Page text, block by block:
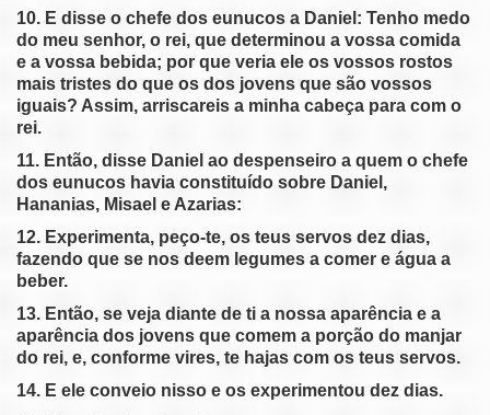
10. E disse o chefe dos eunucos a Daniel: Tenho medo
do meu senhor, o rei, que determinou a vossa comida
e a vossa bebida; por que veria ele os vossos rostos
mais tristes do que os dos jovens que são vossos
iguais? Assim, arriscareis a minha cabeça para com o
rei.
11. Então, disse Daniel ao despenseiro a quem o chefe
dos eunucos havia constituído sobre Daniel,
Hananias, Misael e Azarias:
12. Experimenta, peço-te, os teus servos dez dias,
fazendo que se nos deem legumes a comer e água a
beber.
13. Então, se veja diante de ti a nossa aparência e a
aparência dos jovens que comem a porção do manjar
do rei, e, conforme vires, te hajas com os teus servos.
14. E ele conveio nisso e os experimentou dez dias.